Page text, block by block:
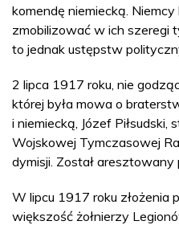
komendę niemiecką. Niemcy
zmobilizować w ich szeregi
to jednak ustępstw
2 lipca 1917 roku, nie
której była mowa o
i niemiecką, Józef Piłsudski,
Wojskowej Tymczasowej
dymisji. Został aresztowany
W lipcu 1917 roku złożenia
większość żołnierzy